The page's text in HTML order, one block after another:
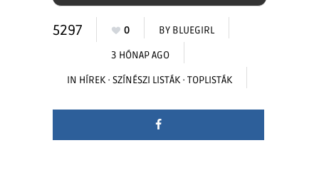
5297 0 BY BLUEGIRL
3 HÓNAP AGO
IN HÍREK · SZÍNÉSZI LISTÁK · TOPLISTÁK